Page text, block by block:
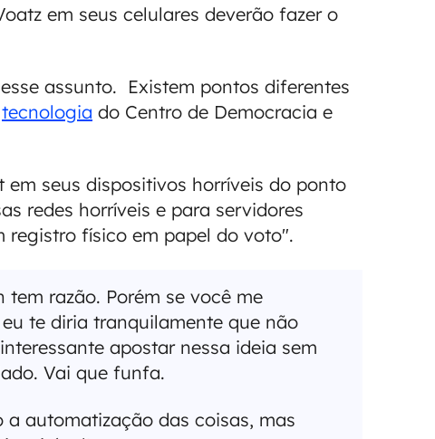
em seus celulares deverão fazer o
assunto. Existem pontos diferentes
tecnologia do Centro de Democracia e
seus dispositivos horríveis do ponto
redes horríveis e para servidores
registro físico em papel do voto".
razão. Porém se você me
te diria tranquilamente que não
apostar nessa ideia sem
Vai que funfa.
automatização das coisas, mas